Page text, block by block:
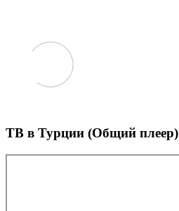
ТВ в Турции (Общий плеер)